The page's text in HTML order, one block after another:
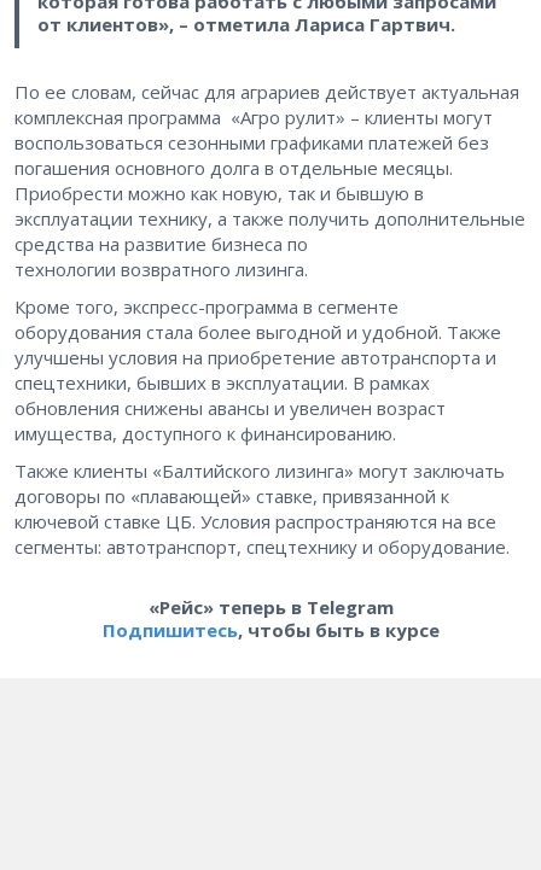
от клиентов», – отметила Лариса Гартвич.
По ее словам, сейчас для аграриев действует актуальная
комплексная программа «Агро рулит» – клиенты могут
воспользоваться сезонными графиками платежей без
погашения основного долга в отдельные месяцы.
Приобрести можно как новую, так и бывшую в
эксплуатации технику, а также получить дополнительные
средства на развитие бизнеса по
технологии возвратного лизинга.
Кроме того, экспресс-программа в сегменте
оборудования стала более выгодной и удобной. Также
улучшены условия на приобретение автотранспорта и
спецтехники, бывших в эксплуатации. В рамках
обновления снижены авансы и увеличен возраст
имущества, доступного к финансированию.
Также клиенты «Балтийского лизинга» могут заключать
договоры по «плавающей» ставке, привязанной к
ключевой ставке ЦБ. Условия распространяются на все
сегменты: автотранспорт, спецтехнику и оборудование.
«Рейс» теперь в Telegram
Подпишитесь, чтобы быть в курсе